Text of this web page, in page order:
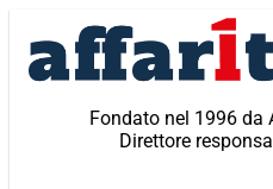
contenuto
Fondato nel 1996 da
Direttore